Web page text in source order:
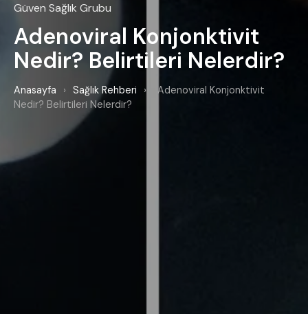
Güven Sağlık Grubu
Adenoviral Konjonktivit
Nedir? Belirtileri Nelerdir?
Anasayfa › Sağlık Rehberi ›
Adenoviral Konjonktivit
Nedir? Belirtileri Nelerdir?